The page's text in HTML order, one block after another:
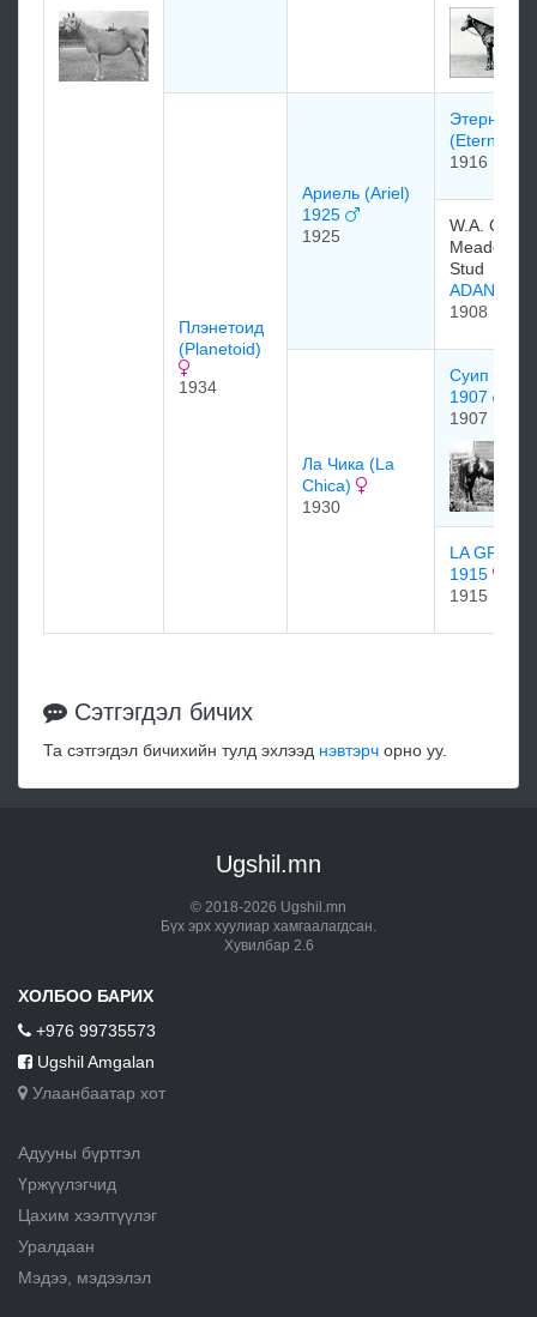
Плэнетоид
(Planetoid)
1934
Ариель (Ariel)
1925
1925
Этернэл
(Eternal)
1916
W.A.
Meadow
Stud
ADANA
1908
Ла Чика (La
Chica)
1930
Суип
1907
1907
LA
1915
1915
Сэтгэгдэл бичих
Та сэтгэгдэл бичихийн тулд эхлээд нэвтэрч орно уу.
Ugshil.mn
© 2018-2026 Ugshil.mn
Бүх эрх хуулиар хамгаалагдсан.
Хувилбар 2.6
ХОЛБОО БАРИХ
+976 99735573
Ugshil Amgalan
Улаанбаатар хот
Адууны бүртгэл
Үржүүлэгчид
Цахим хээлтүүлэг
Уралдаан
Мэдээ, мэдээлэл